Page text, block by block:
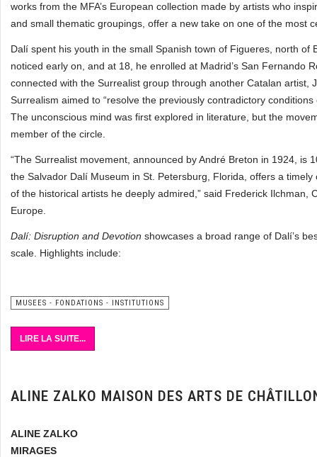
works from the MFA’s European collection made by artists who
and small thematic groupings, offer a new take on one of the most
Dalí spent his youth in the small Spanish town of Figueres, north
noticed early on, and at 18, he enrolled at Madrid’s San Fernando
connected with the Surrealist group through another Catalan artist,
Surrealism aimed to “resolve the previously contradictory
The unconscious mind was first explored in literature, but the
member of the circle.
“The Surrealist movement, announced by André Breton in 1924, is
the Salvador Dalí Museum in St. Petersburg, Florida, offers a
of the historical artists he deeply admired,” said Frederick Ilchman,
Europe.
Dalí: Disruption and Devotion showcases a broad range of Dalí’s
scale. Highlights include:
MUSEES - FONDATIONS - INSTITUTIONS
LIRE LA SUITE...
ALINE ZALKO MAISON DES ARTS DE
ALINE ZALKO
MIRAGES